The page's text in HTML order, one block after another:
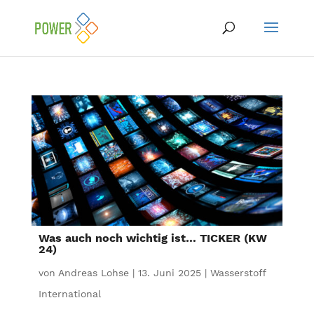
Was auch noch wichtig ist… TICKER (KW
24)
von Andreas Lohse| 13. Juni 2025| Wasserstoff
International